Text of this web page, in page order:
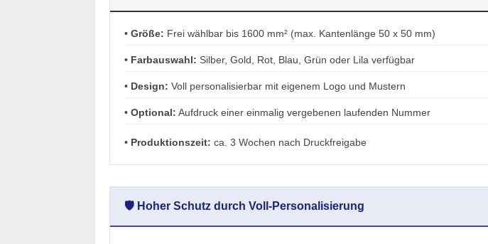
•Größe: Frei wählbar bis 1600 mm² (max. Kantenlänge 50 x 50 mm)
• Farbauswahl: Silber, Gold, Rot, Blau, Grün oder Lila verfügbar
• Design: Voll personalisierbar mit eigenem Logo und Mustern
•Optional: Aufdruck einer einmalig vergebenen laufenden Nummer
• Produktionszeit: ca. 3 Wochen nach Druckfreigabe
🛡️ Hoher Schutz durch Voll-Personalisierung